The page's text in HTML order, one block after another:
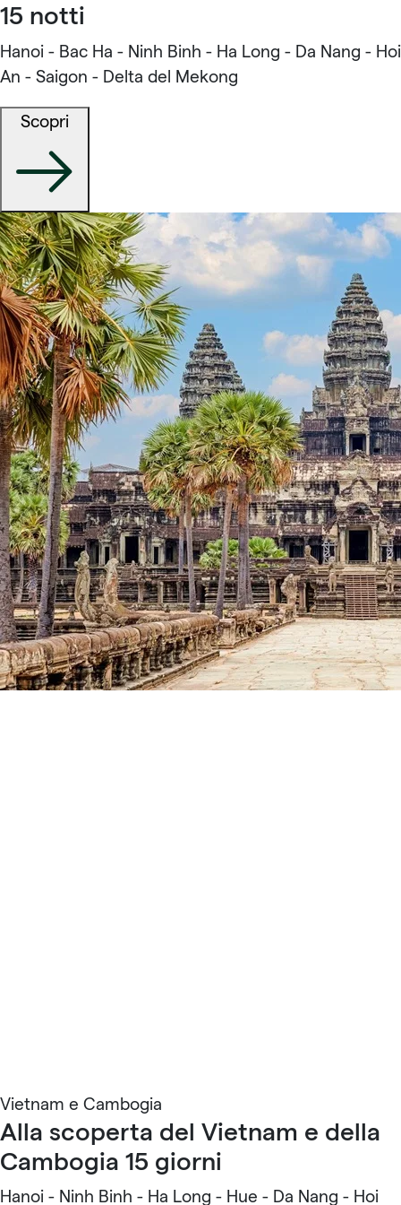
15 notti
Hanoi - Bac Ha - Ninh Binh - Ha Long - Da Nang - Hoi
An - Saigon - Delta del Mekong
Scopri
Vietnam e Cambogia
Alla scoperta del Vietnam e della
Cambogia 15 giorni
Hanoi - Ninh Binh - Ha Long - Hue - Da Nang - Hoi